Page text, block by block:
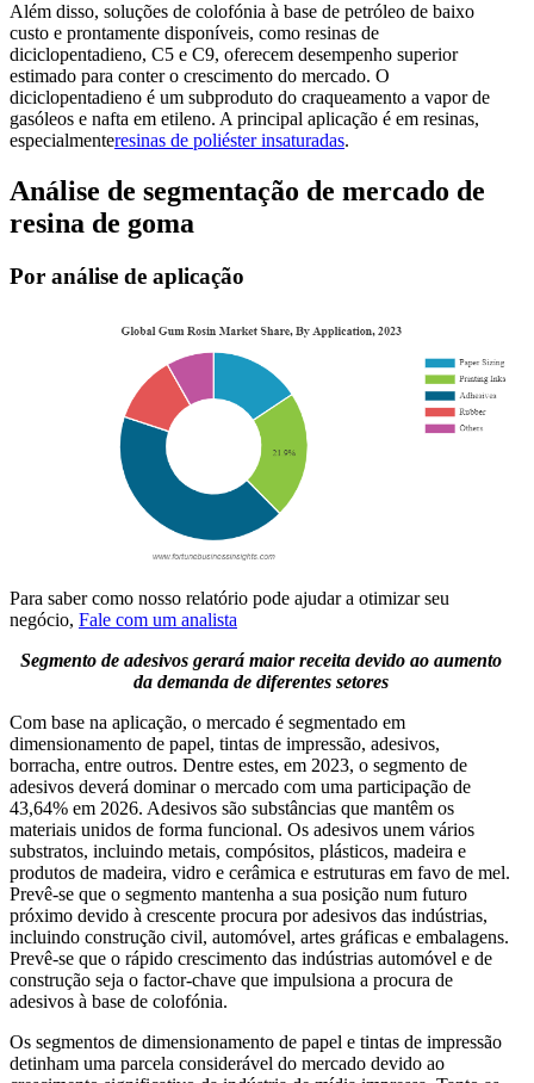
Além disso, soluções de colofónia à base de petróleo de baixo
custo e prontamente disponíveis, como resinas de
diciclopentadieno, C5 e C9, oferecem desempenho superior
estimado para conter o crescimento do mercado. O
diciclopentadieno é um subproduto do craqueamento a vapor de
gasóleos e nafta em etileno. A principal aplicação é em resinas,
especialmenteresinas de poliéster insaturadas.
Análise de segmentação de mercado de
resina de goma
Por análise de aplicação
Para saber como nosso relatório pode ajudar a otimizar seu
negócio, Fale com um analista
Segmento de adesivos gerará maior receita devido ao aumento
da demanda de diferentes setores
Com base na aplicação, o mercado é segmentado em
dimensionamento de papel, tintas de impressão, adesivos,
borracha, entre outros. Dentre estes, em 2023, o segmento de
adesivos deverá dominar o mercado com uma participação de
43,64% em 2026. Adesivos são substâncias que mantêm os
materiais unidos de forma funcional. Os adesivos unem vários
substratos, incluindo metais, compósitos, plásticos, madeira e
produtos de madeira, vidro e cerâmica e estruturas em favo de mel.
Prevê-se que o segmento mantenha a sua posição num futuro
próximo devido à crescente procura por adesivos das indústrias,
incluindo construção civil, automóvel, artes gráficas e embalagens.
Prevê-se que o rápido crescimento das indústrias automóvel e de
construção seja o factor-chave que impulsiona a procura de
adesivos à base de colofónia.
Os segmentos de dimensionamento de papel e tintas de impressão
detinham uma parcela considerável do mercado devido ao